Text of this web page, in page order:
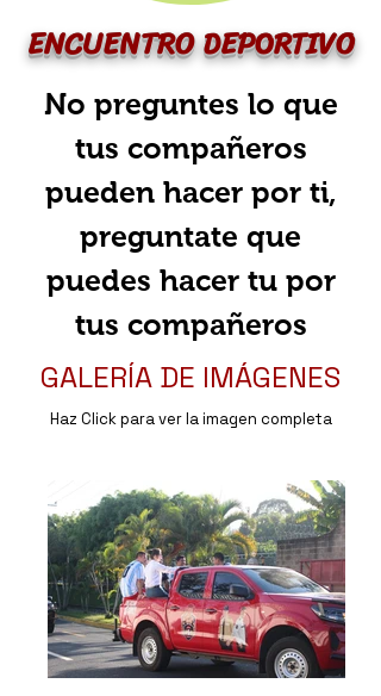
ENCUENTRO DEPORTIVO
No preguntes lo que
tus compañeros
pueden hacer por ti,
preguntate que
puedes hacer tu por
tus compañeros
GALERÍA DE IMÁGENES
Haz Click para ver la imagen completa